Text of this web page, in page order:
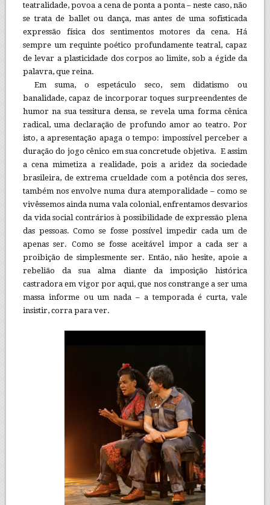
teatralidade, povoa a cena de ponta a ponta – neste caso, não
se trata de ballet ou dança, mas antes de uma sofisticada
expressão física dos sentimentos motores da cena. Há
sempre um requinte poético profundamente teatral, capaz
de levar a plasticidade dos corpos ao limite, sob a égide da
palavra, que reina.
Em suma, o espetáculo seco, sem didatismo ou
banalidade, capaz de incorporar toques surpreendentes de
humor na sua tessitura densa, se revela uma forma cênica
radical, uma declaração de profundo amor ao teatro. Por
isto, a apresentação apaga o tempo: impossível perceber a
duração do jogo cênico em sua concretude objetiva. E assim
a cena mimetiza a realidade, pois a aridez da sociedade
brasileira, de extrema crueldade com a potência dos seres,
também nos envolve numa dura atemporalidade – como se
vivêssemos ainda numa vala colonial, enfrentamos desvarios
da vida social contrários à possibilidade de expressão plena
das pessoas. Como se fosse possível impedir cada um de
apenas ser. Como se fosse aceitável impor a cada ser a
proibição de simplesmente ser. Então, não hesite, apoie a
rebelião da sua alma diante da imposição histórica
castradora em vigor por aqui, que nos constrange a ser uma
massa informe ou um nada – a temporada é curta, vale
insistir, corra para ver.